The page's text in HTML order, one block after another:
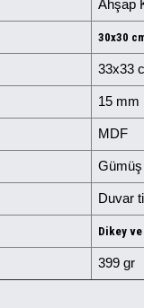
Ahşap
30x30
33x33
15 mm
MDF
Gümüş
Duvar
Dikey ve
399 gr